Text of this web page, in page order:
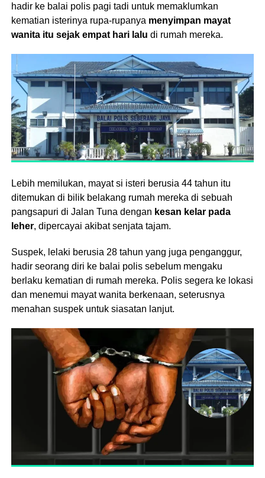
hadir ke balai polis pagi tadi untuk memaklumkan
kematian isterinya rupa-rupanya menyimpan mayat
wanita itu sejak empat hari lalu di rumah mereka.
Lebih memilukan, mayat si isteri berusia 44 tahun itu
ditemukan di bilik belakang rumah mereka di sebuah
pangsapuri di Jalan Tuna dengan kesan kelar pada
leher, dipercayai akibat senjata tajam.
Suspek, lelaki berusia 28 tahun yang juga penganggur,
hadir seorang diri ke balai polis sebelum mengaku
berlaku kematian di rumah mereka. Polis segera ke lokasi
dan menemui mayat wanita berkenaan, seterusnya
menahan suspek untuk siasatan lanjut.